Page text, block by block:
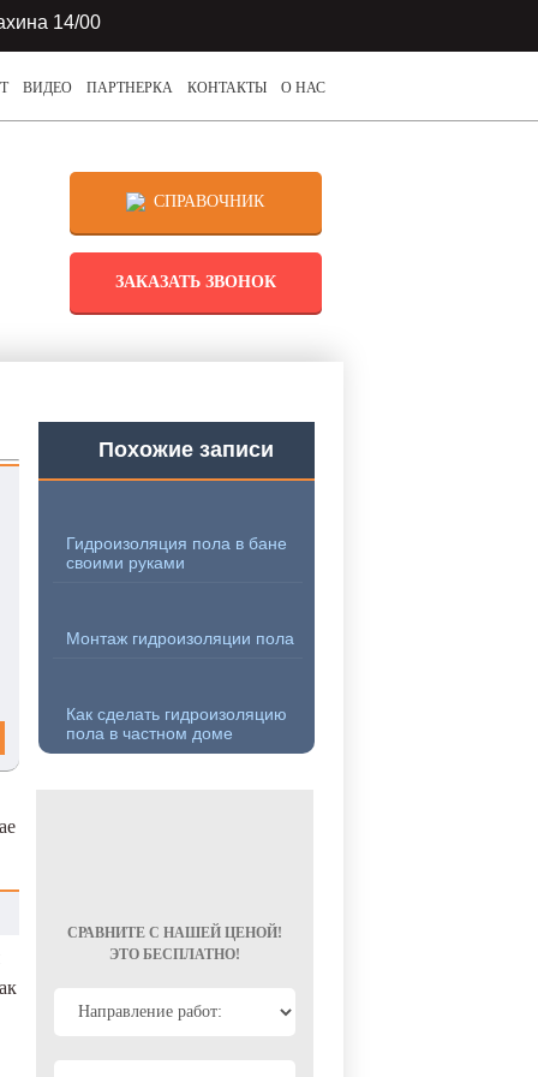
14/00
ВИДЕО ПАРТНЕРКА КОНТАКТЫ О НАС
СПРАВОЧНИК
ЗАКАЗАТЬ ЗВОНОК
Похожие записи
Гидроизоляция пола в бане
своими руками
Монтаж гидроизоляции пола
Как сделать гидроизоляцию
пола в частном доме
СРАВНИТЕ С НАШЕЙ ЦЕНОЙ!
ЭТО БЕСПЛАТНО!